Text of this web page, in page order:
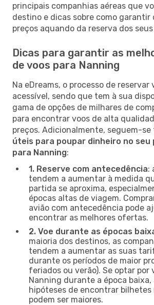
principais companhias aéreas que
destino e dicas sobre como garantir
preços aquando da reserva dos seus
Dicas para garantir as
de voos para Nanning
Na eDreams, o processo de reservar
acessível, sendo que tem à sua
gama de opções de milhares de
para encontrar voos de alta
preços. Adicionalmente, seguem-se
úteis para poupar dinheiro no seu
para Nanning:
1. Reserve com antecedência:
tendem a aumentar à medida
partida se aproxima,
épocas altas de viagem.
avião com antecedência pode
encontrar as melhores ofertas.
2. Voe durante as épocas
maioria dos destinos, as
tendem a aumentar as suas
durante os períodos de maior
feriados ou verão). Se optar por
Nanning durante a época baixa,
hipóteses de encontrar bilhetes
podem ser maiores.